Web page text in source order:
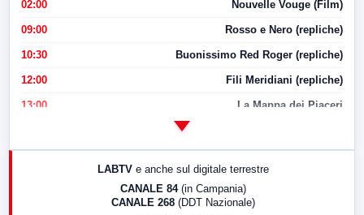
02:00 Nouvelle Vouge (Film)
09:00 Rosso e Nero (repliche)
10:30 Buonissimo Red Roger (repliche)
12:00 Fili Meridiani (repliche)
13:00 La Mappa dei Piaceri
LABTV e anche sul digitale terrestre
CANALE 84 (in Campania)
CANALE 268 (DDT Nazionale)